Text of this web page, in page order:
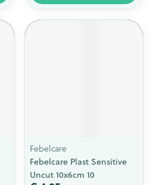
Febelcare
Febelcare Plast Sensitive
Uncut 10x6cm 10